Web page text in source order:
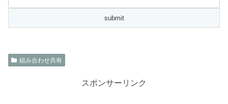
組み合わせ共有
スポンサーリンク